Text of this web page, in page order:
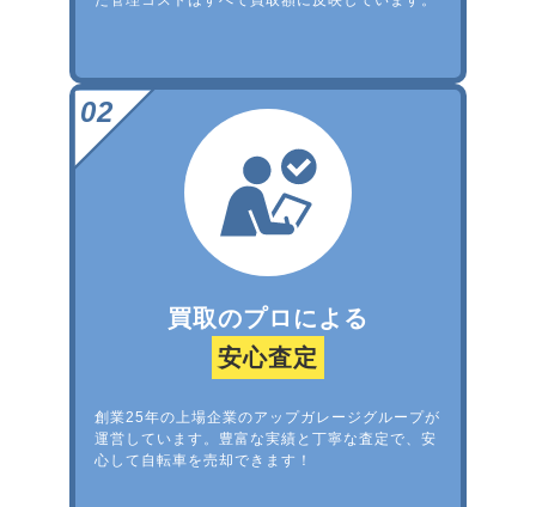
買取のプロによる
安心査定
創業25年の上場企業のアップガレージグループが
運営しています。豊富な実績と丁寧な査定で、安
心して自転車を売却できます！